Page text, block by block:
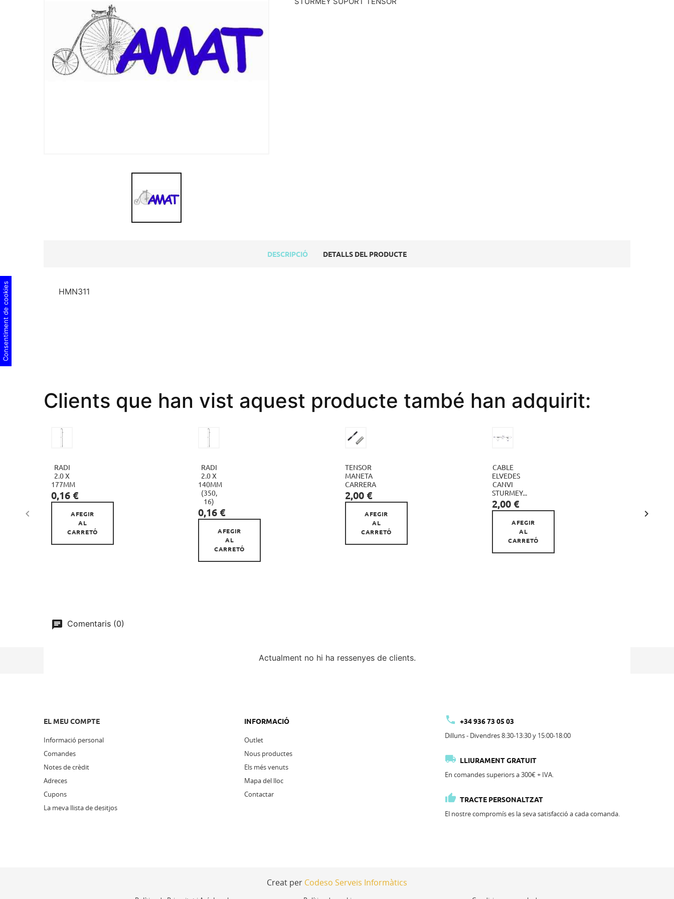
DESCRIPCIÓ DETALLS DEL PRODUCTE
HMN311
Clients que han vist aquest producte també han adquirit:

RADI
2.0 X
177MM
Preu
0,16 €
AFEGIR
AL
CARRETÓ
RADI
2.0 X
140MM
(350,
16)
Preu
0,16 €
AFEGIR
AL
CARRETÓ
TENSOR
MANETA
CARRERA
Preu
2,00 €

AFEGIR
AL
CARRETÓ
CABLE
ELVEDES
CANVI
STURMEY...
Preu
2,00 €

AFEGIR
AL
CARRETÓ

Comentaris (0)
Actualment no hi ha ressenyes de clients.
EL MEU COMPTE
Informació personal
Comandes
Notes de crèdit
Adreces
Cupons
La meva llista de desitjos
INFORMACIÓ
Outlet
Nous productes
Els més venuts
Mapa del lloc
Contactar
 +34 936 73 05 03
Dilluns - Divendres 8:30-13:30 y 15:00-18:00
 LLIURAMENT GRATUIT
En comandes superiors a 300€ + IVA.
 TRACTE PERSONALTZAT
El nostre compromís es la seva satisfacció a cada comanda.
Creat per Codeso Serveis Informàtics
Consentiment de cookies